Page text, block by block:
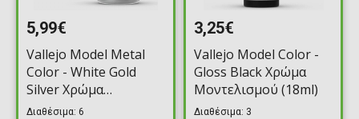
5,99€
Vallejo Model Metal
Color - White Gold
Silver Χρώμα
Μοντελισμού (35ml)
Διαθέσιμα: 6
3,25€
Vallejo Model Color -
Gloss Black Χρώμα
Μοντελισμού (18ml)
Διαθέσιμα: 3